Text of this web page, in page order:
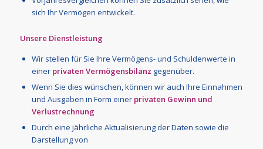
sich Ihr Vermögen entwickelt.
Unsere Dienstleistung
Wir stellen für Sie Ihre Vermögens- und Schuldenwerte in
einer privaten Vermögensbilanz gegenüber.
Wenn Sie dies wünschen, können wir auch Ihre Einnahmen
und Ausgaben in Form einer privaten Gewinn und
Verlustrechnung
Durch eine jährliche Aktualisierung der Daten sowie die
Darstellung von